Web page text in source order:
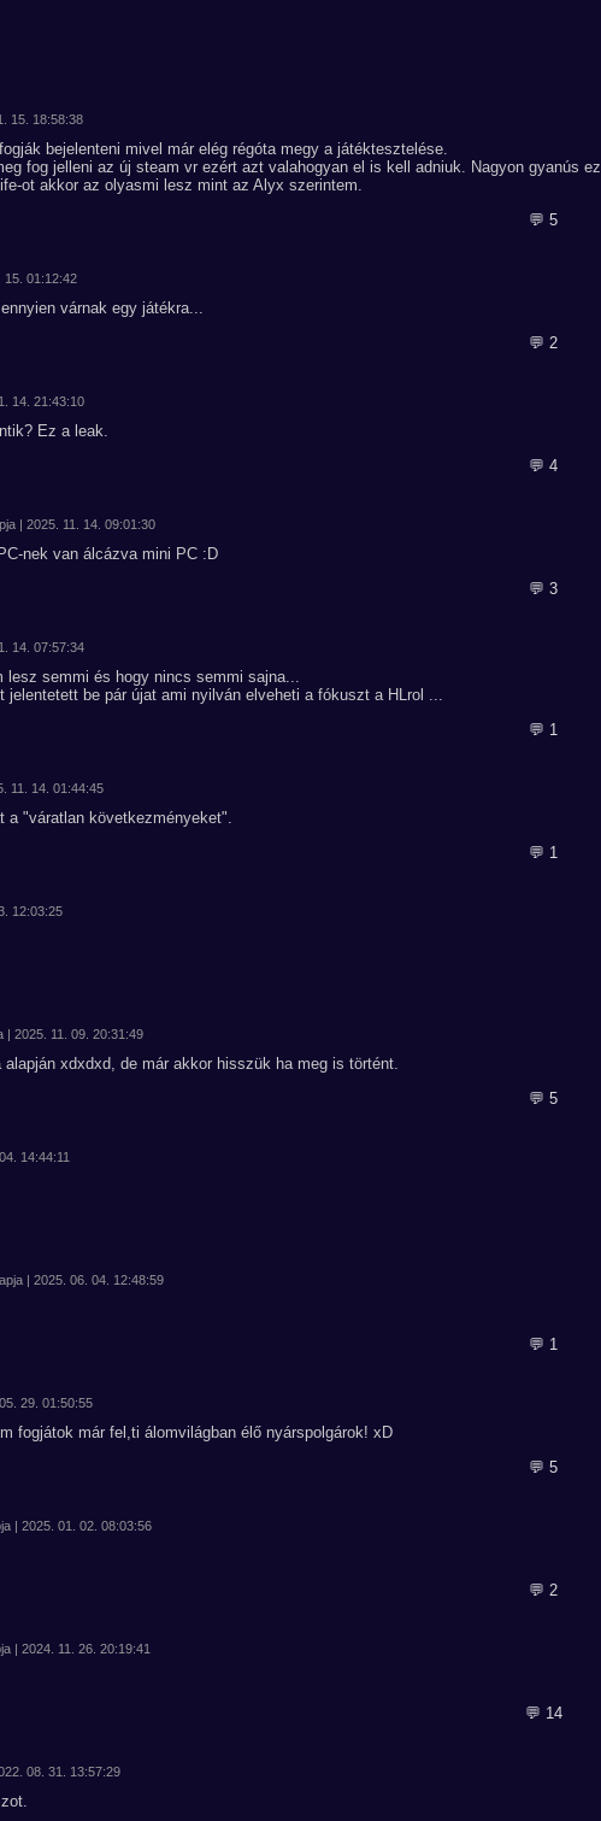
15. 18:58:38
bejelenteni mivel már elég régóta megy a játéktesztelése.
fog jelleni az új steam vr ezért azt valahogyan el is kell adniuk. Nagyon gyanús ez
ot akkor az olyasmi lesz mint az Alyx szerintem.
💬 5
15. 01:12:42
várnak egy játékra...
💬 2
14. 21:43:10
Ez a leak.
💬 4
| 2025. 11. 14. 09:01:30
nek van álcázva mini PC :D
💬 3
14. 07:57:34
lesz semmi és hogy nincs semmi sajna...
jelentetett be pár újat ami nyilván elveheti a fókuszt a HLrol ...
💬 1
11. 14. 01:44:45
a "váratlan következményeket".
💬 1
12:03:25
| 2025. 11. 09. 20:31:49
xdxdxd, de már akkor hisszük ha meg is történt.
💬 5
14:44:11
| 2025. 06. 04. 12:48:59
💬 1
29. 01:50:55
fogjátok már fel,ti álomvilágban élő nyárspolgárok! xD
💬 5
| 2025. 01. 02. 08:03:56
💬 2
| 2024. 11. 26. 20:19:41
💬 14
08. 31. 13:57:29